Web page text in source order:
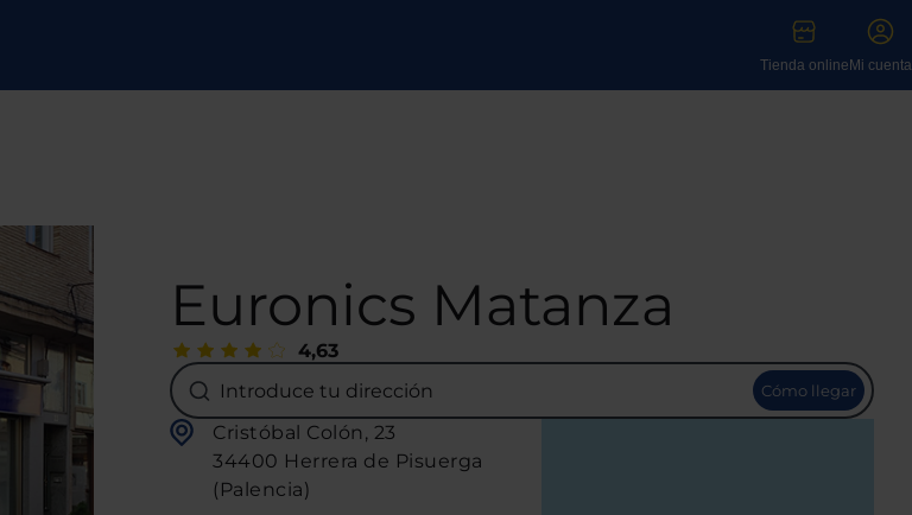
Tienda onlineMi cuenta
Euronics Matanza
4,63
Introduce tu dirección
Cómo llegar
Cristóbal Colón, 23
34400 Herrera de Pisuerga
(Palencia)